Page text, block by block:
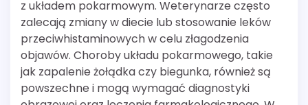
z układem pokarmowym. Weterynarze często
zalecają zmiany w diecie lub stosowanie leków
przeciwhistaminowych w celu złagodzenia
objawów. Choroby układu pokarmowego, takie
jak zapalenie żołądka czy biegunka, również są
powszechne i mogą wymagać diagnostyki